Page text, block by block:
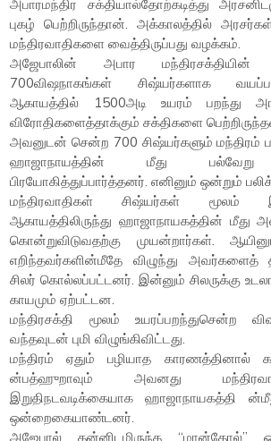
அபாரமந்திர சக்தியால்தோற்கடித்து
புகழ் பெற்றிருந்தான். அக்காலத்தில்
மந்திரவாதிகளை வைத்திருப்பது வழக்கம்.
அஜேபாலின் அபார
700விஷநாகங்கள் சிஷ்யர்களாக
ஆகாயத்தில் 1500அடி உயரம் பறந்து
விரோதிகளைத்தாக்கும் சக்திகளை
அவனுடன் சென்ற 700 சிஷ்யர்களும் மந்திரம்
ஹாஜாநாயத்தின் மீது பல்வேறு
பிரயோகித்துப்பார்த்தனர். எனினும் ஒன்றும்
மந்திரவாதிகள் சிஷ்யர்கள் மூலம்
ஆகாயத்திலிருந்து ஹாஜாநாயகத்தின்
கொன்றுவிடுவதற்கு முயன்றார்கள்.
எறிந்தவர்களின்மீதே விழுந்து அவர்களைத்
சிலர் கொல்லப்பட்டனர். இன்னும் சிலருக்கு
காயமும் ஏற்பட்டன.
மந்திரசக்தி மூலம் உயரப்பறந்துசென்ற
வந்தவுடன் புமி விழுங்கிவிட்டது.
மந்திரம் ஏதும் பழியாத
ன்பத்ஹுறாவும் அவனது
இறுதிநடவடிக்கையாக ஹாஜாநாயகத்தி
ஒன்றைகையாண்டனர்.
அஜேபால் தன்னிடமிருந்த “மான்தோல்”